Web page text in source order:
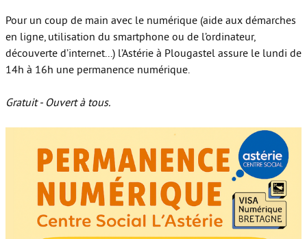
Pour un coup de main avec le numérique (aide aux démarches
en ligne, utilisation du smartphone ou de l’ordinateur,
découverte d’internet...) l’Astérie à Plougastel assure le lundi de
14h à 16h une permanence numérique.
Gratuit - Ouvert à tous.